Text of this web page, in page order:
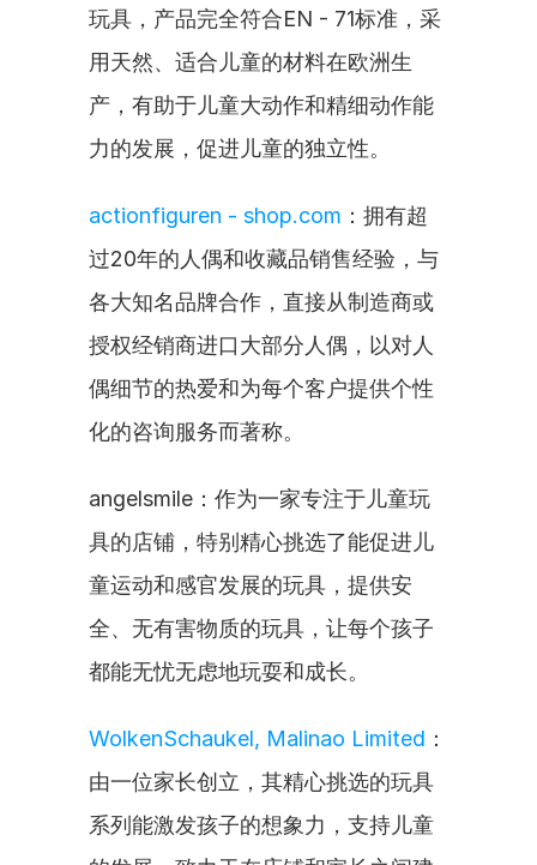
玩具，产品完全符合EN - 71标准，采
用天然、适合儿童的材料在欧洲生
产，有助于儿童大动作和精细动作能
力的发展，促进儿童的独立性。
actionfiguren - shop.com ：拥有超
过20年的人偶和收藏品销售经验，与
各大知名品牌合作，直接从制造商或
授权经销商进口大部分人偶，以对人
偶细节的热爱和为每个客户提供个性
化的咨询服务而著称。
angelsmile：作为一家专注于儿童玩
具的店铺，特别精心挑选了能促进儿
童运动和感官发展的玩具，提供安
全、无有害物质的玩具，让每个孩子
都能无忧无虑地玩耍和成长。
WolkenSchaukel, Malinao Limited ：
由一位家长创立，其精心挑选的玩具
系列能激发孩子的想象力，支持儿童